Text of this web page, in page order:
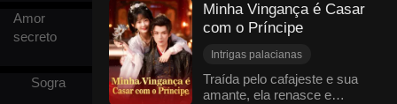
Amor
secreto
Sogra
Minha Vingança é Casar
com o Príncipe
Intrigas palacianas
Viagem no tempo
Heroína inspiradora
Traída pelo cafajeste e sua
amante, ela renasce e